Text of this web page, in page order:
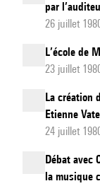
par
26 juillet
L’école de
23 juillet
La création
Etienne
24 juillet
Débat avec
la musique